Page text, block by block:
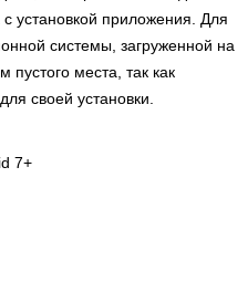
установкой приложения. Для
системы, загруженной на
места, так как
своей установки.
7+